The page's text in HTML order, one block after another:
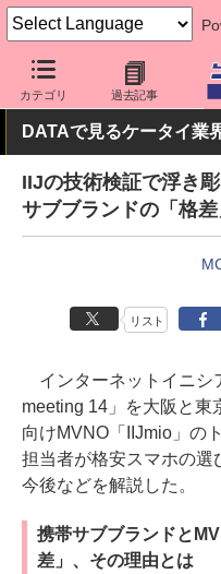
カテゴリ 過去記事
ケータイ Watch 格安スマホ/
DATAで見るケータイ業
IIJの技術検証で浮き
サブブランドの「格差
リスト
インターネットイニシ
meeting 14」を大阪と東
向けMVNO「IIJmio」の
担当者が格安スマホの選
今後などを解説した。
携帯サブブランドと
差」、その理由とは